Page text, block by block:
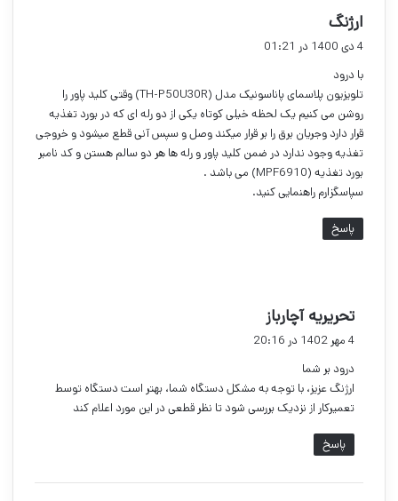
ارژنگ
ف
4 دی 1400 در 01:21
با درود
تلویزیون پلاسمای پاناسونیک مدل (TH-P50U30R) وقتی کلید پاور را
روشن می کنیم یک لحظه خیلی کوتاه یکی از دو رله ای که در بورد تغذیه
قرار دارد وجریان برق را بر قرار میکند وصل و سپس آنی قطع میشود و خروجی
تغذیه وجود ندارد در ضمن کلید پاور و رله ها هر دو سالم هستن و کد نامبر
بورد تغذیه (MPF6910) می باشد .
سپاسگزارم راهنمایی کنید.
پاسخ
تحریریه آچارباز
ف
4 مهر 1402 در 20:16
درود بر شما
ارژنگ عزیز، با توجه به مشکل دستگاه شما، بهتر است دستگاه توسط
تعمیرکار از نزدیک بررسی شود تا نظر قطعی در این مورد اعلام کند
پاسخ